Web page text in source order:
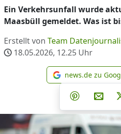
Ein Verkehrsunfall wurde
Maasbüll gemeldet. Was ist
Erstellt von Team
18.05.2026, 12.25 Uhr
news.de zu
Teilen auf
Teilen auf
Per